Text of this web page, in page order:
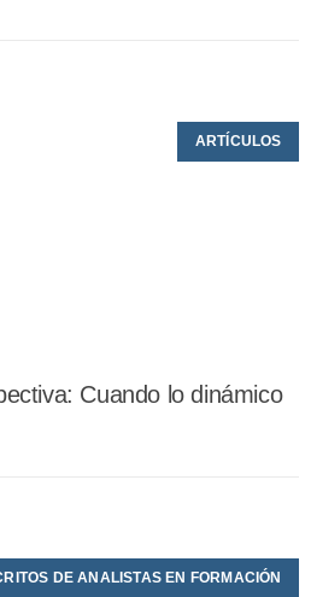
ARTÍCULOS
Cuando lo dinámico
DE ANALISTAS EN FORMACIÓN